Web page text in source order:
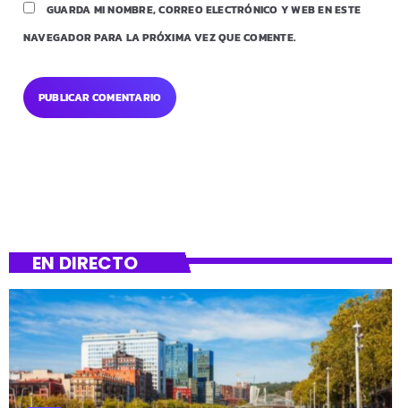
GUARDA MI NOMBRE, CORREO ELECTRÓNICO Y WEB EN ESTE
NAVEGADOR PARA LA PRÓXIMA VEZ QUE COMENTE.
EN DIRECTO